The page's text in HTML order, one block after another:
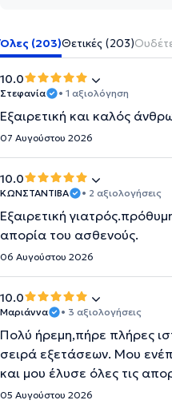
Όλες (203)Θετικές (203)
10.0
Στεφανία • 1 αξιολόγηση
Εξαιρετική και καλός
07 Αυγούστου 2026
10.0
ΚΩΝΣΤΑΝΤΙΒΑ • 2 αξιολογήσεις
Εξαιρετική
απορία του ασθενούς.
06 Αυγούστου 2026
10.0
Μαριάννα • 3 αξιολογήσεις
Πολύ ήρεμη,πήρε πλήρες
σειρά εξετάσεων. Μου
και μου έλυσε όλες τις
05 Αυγούστου 2026